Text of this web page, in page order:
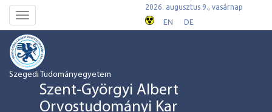
Toggle
navigation
2026. augusztus 9., vasárnap
EN
DE
Szegedi Tudományegyetem
Szent-Györgyi Albert
Orvostudományi Kar